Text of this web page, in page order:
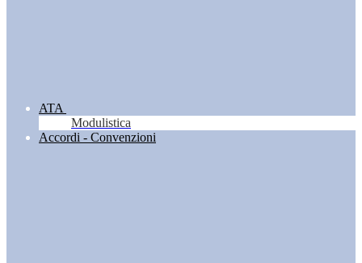
ATA
Modulistica
Accordi - Convenzioni